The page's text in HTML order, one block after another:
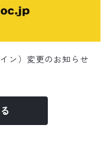
ン）変更のお知らせ